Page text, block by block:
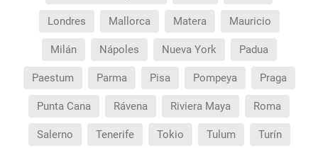
Londres Mallorca Matera Mauricio
Milán Nápoles Nueva York Padua
Paestum Parma Pisa Pompeya Praga
Punta Cana Rávena Riviera Maya Roma
Salerno Tenerife Tokio Tulum Turín